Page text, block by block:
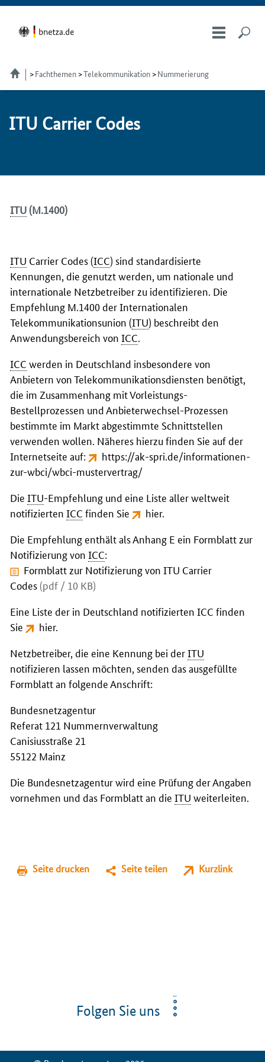
Fachthemen Telekom­munikation Nummerierung
ITU Car­ri­er Codes
ITU (M.1400)
ITU Carrier Codes(ICC) sind standardisierte
Kennungen, die genutzt werden, um nationale und
internationale Netzbetreiber zu identifizieren. Die
Empfehlung M.1400 der Internationalen
Telekommunikationsunion (ITU) beschreibt den
Anwendungsbereich von ICC.
ICC werden in Deutschland insbesondere von
Anbietern von Telekommunikationsdiensten benötigt,
die im Zusammenhang mit Vorleistungs-
Bestellprozessen und Anbieterwechsel-Prozessen
bestimmte im Markt abgestimmte Schnittstellen
verwenden wollen. Näheres hierzu finden Sie auf der
Internetseite auf:
https://ak-spri.de/informationen-
zur-wbci/wbci-mustervertrag/
Die ITU-Empfehlung und eine Liste aller weltweit
notifizierten ICC finden Sie hier.
Die Empfehlung enthält als Anhang E ein Formblatt zur
Notifizierung von ICC:
Formblatt zur Notifizierung von ITU Carrier
Codes (pdf / 10 KB)
Eine Liste der in Deutschland notifizierten ICC finden
Sie
hier.
Netzbetreiber, die eine Kennung bei derITU
notifizieren lassen möchten, senden das ausgefüllte
Formblatt an folgende Anschrift:
Bundesnetzagentur
Referat 121 Nummernverwaltung
Canisiusstraße 21
55122 Mainz
Die Bundesnetzagentur wird eine Prüfung der Angaben
vornehmen und das Formblatt an die ITU weiterleiten.
Seite drucken Seite teilen Kurzlink
Folgen Sie uns